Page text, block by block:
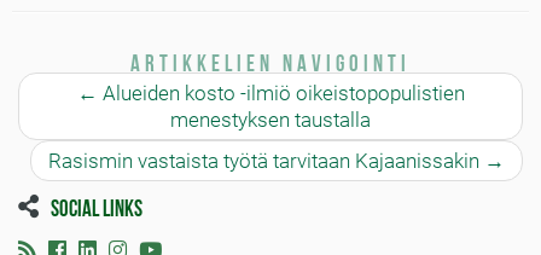
Artikkelien navigointi
← Alueiden kosto -ilmiö oikeistopopulistien
menestyksen taustalla
Rasismin vastaista työtä tarvitaan Kajaanissakin →
Social links